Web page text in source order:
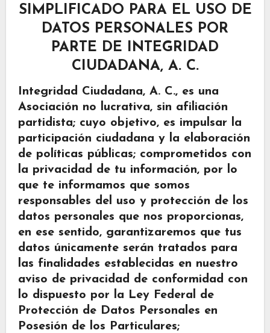
SIMPLIFICADO PARA EL USO DE
DATOS PERSONALES POR
PARTE DE INTEGRIDAD
CIUDADANA, A. C.
Integridad Ciudadana, A. C., es una
Asociación no lucrativa, sin afiliación
partidista; cuyo objetivo, es impulsar la
participación ciudadana y la elaboración
de políticas públicas; comprometidos con
la privacidad de tu información, por lo
que te informamos que somos
responsables del uso y protección de los
datos personales que nos proporcionas,
en ese sentido, garantizaremos que tus
datos únicamente serán tratados para
las finalidades establecidas en nuestro
aviso de privacidad de conformidad con
lo dispuesto por la Ley Federal de
Protección de Datos Personales en
Posesión de los Particulares;